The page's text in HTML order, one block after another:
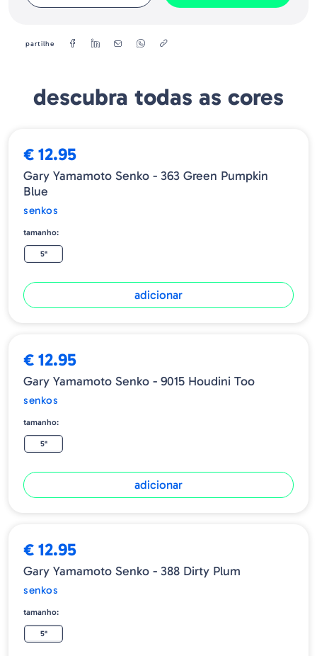
partilhe
descubra todas as cores
€ 12.95
Gary Yamamoto Senko - 363 Green Pumpkin
Blue
senkos
tamanho:
5"
adicionar
€ 12.95
Gary Yamamoto Senko - 9015 Houdini Too
senkos
tamanho:
5"
adicionar
€ 12.95
Gary Yamamoto Senko - 388 Dirty Plum
senkos
tamanho:
5"